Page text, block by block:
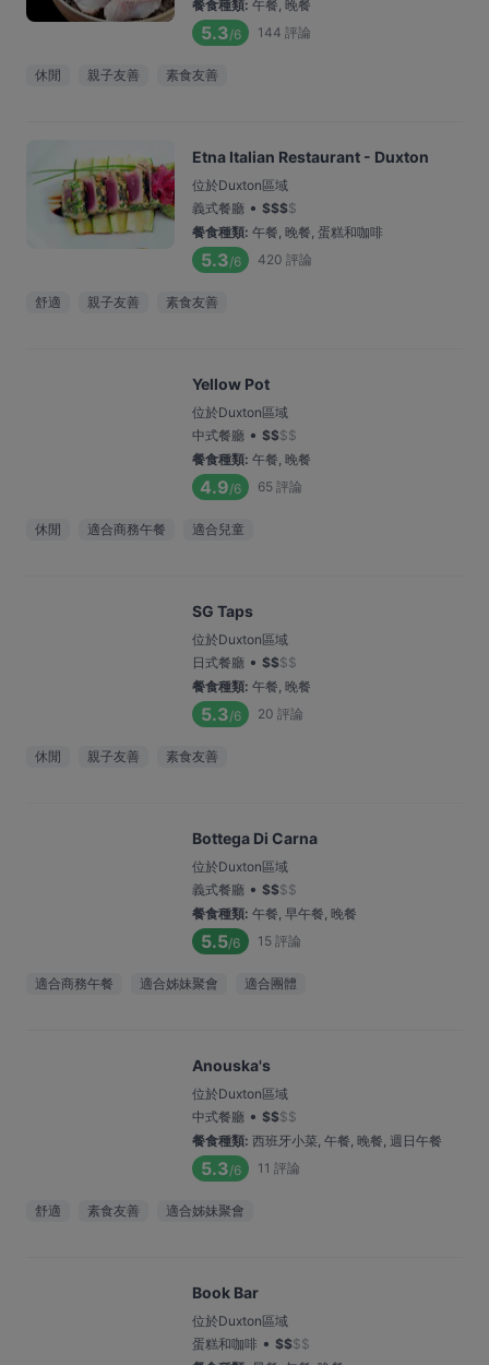
餐食種類: 午餐, 晚餐
5.3/6 144 評論
休閒 親子友善 素食友善
Etna Italian Restaurant - Duxton
位於Duxton區域
義式餐廳 • $$$$
餐食種類: 午餐, 晚餐, 蛋糕和咖啡
5.3/6 420 評論
舒適 親子友善 素食友善
Yellow Pot
位於Duxton區域
中式餐廳 • $$$$
餐食種類: 午餐, 晚餐
4.9/6 65 評論
休閒 適合商務午餐 適合兒童
SG Taps
位於Duxton區域
日式餐廳 • $$$$
餐食種類: 午餐, 晚餐
5.3/6 20 評論
休閒 親子友善 素食友善
Bottega Di Carna
位於Duxton區域
義式餐廳 • $$$$
餐食種類: 午餐, 早午餐, 晚餐
5.5/6 15 評論
適合商務午餐 適合姊妹聚會 適合團體
Anouska's
位於Duxton區域
中式餐廳 • $$$$
餐食種類: 西班牙小菜, 午餐, 晚餐, 週日午餐
5.3/6 11 評論
舒適 素食友善 適合姊妹聚會
Book Bar
位於Duxton區域
蛋糕和咖啡 • $$$$